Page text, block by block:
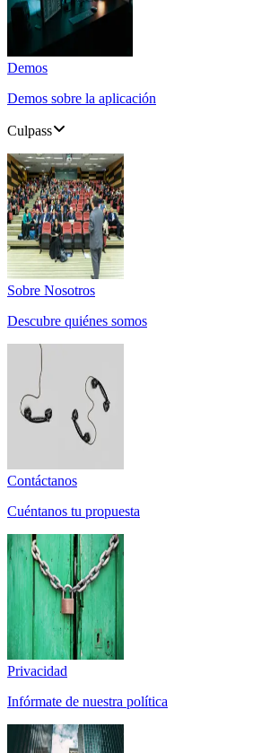
Demos
Demos sobre la aplicación
Culpass
Sobre Nosotros
Descubre quiénes somos
Contáctanos
Cuéntanos tu propuesta
Privacidad
Infórmate de nuestra política